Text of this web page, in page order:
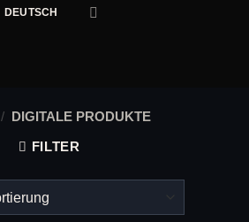
DEUTSCH
/ DIGITALE PRODUKTE
FILTER